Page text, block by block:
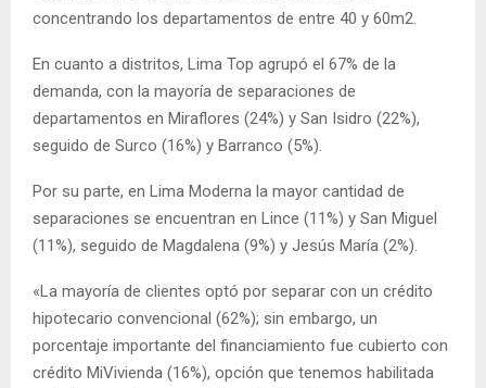
concentrando los departamentos de entre 40 y 60m2.
En cuanto a distritos, Lima Top agrupó el 67% de la
demanda, con la mayoría de separaciones de
departamentos en Miraflores (24%) y San Isidro (22%),
seguido de Surco (16%) y Barranco (5%).
Por su parte, en Lima Moderna la mayor cantidad de
separaciones se encuentran en Lince (11%) y San Miguel
(11%), seguido de Magdalena (9%) y Jesús María (2%).
«La mayoría de clientes optó por separar con un crédito
hipotecario convencional (62%); sin embargo, un
porcentaje importante del financiamiento fue cubierto con
crédito MiVivienda (16%), opción que tenemos habilitada